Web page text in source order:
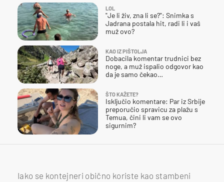
LOL
"Je li živ, zna li se?": Snimka s
Jadrana postala hit, radi li i vaš
muž ovo?
KAO IZ PIŠTOLJA
Dobacila komentar trudnici bez
noge, a muž ispalio odgovor kao
da je samo čekao…
ŠTO KAŽETE?
Isključio komentare: Par iz Srbije
preporučio spravicu za plažu s
Temua, čini li vam se ovo
sigurnim?
Iako se kontejneri obično koriste kao stambeni